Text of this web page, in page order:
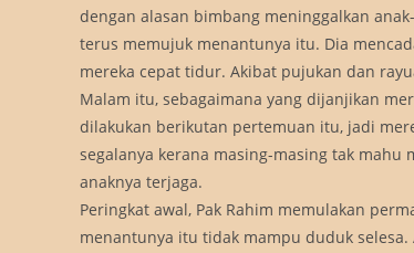
dengan alasan bimbang meninggalkan
terus memujuk menantunya itu. Dia
mereka cepat tidur. Akibat pujukan dan
Malam itu, sebagaimana yang dijanjikan
dilakukan berikutan pertemuan itu, jadi
segalanya kerana masing-masing tak
anaknya terjaga.
Peringkat awal, Pak Rahim memulakan
menantunya itu tidak mampu duduk